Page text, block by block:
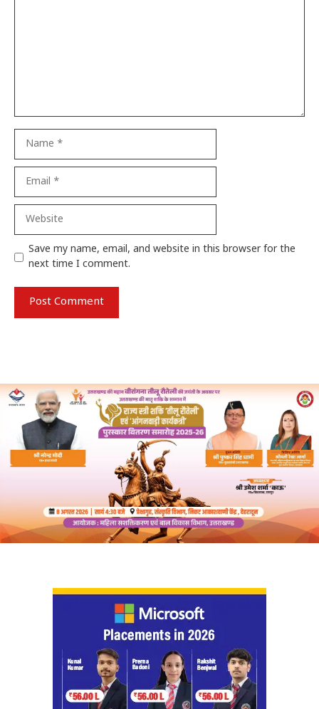
Website
Save my name, email, and website in this browser for the
next time I comment.